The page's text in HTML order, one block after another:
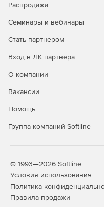
Распродажа
Семинары и вебинары
Стать партнером
Вход в ЛК партнера
О компании
Вакансии
Помощь
Группа компаний Softline
© 1993—2026 Softline
Условия использования
Политика
Правила продажи